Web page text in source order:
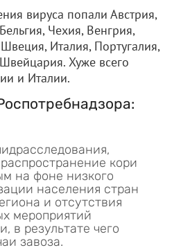
вируса попали Австрия,
Чехия, Венгрия,
Италия, Португалия,
Хуже всего
и Италии.
кори
на фоне низкого
населения стран
и отсутствия
мероприятий
в результате чего
завоза.